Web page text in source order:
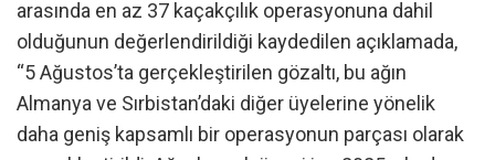
arasında en az 37 kaçakçılık operasyonuna dahil
olduğunun değerlendirildiği kaydedilen açıklamada,
“5 Ağustos’ta gerçekleştirilen gözaltı, bu ağın
Almanya ve Sırbistan’daki diğer üyelerine yönelik
daha geniş kapsamlı bir operasyonun parçası olarak